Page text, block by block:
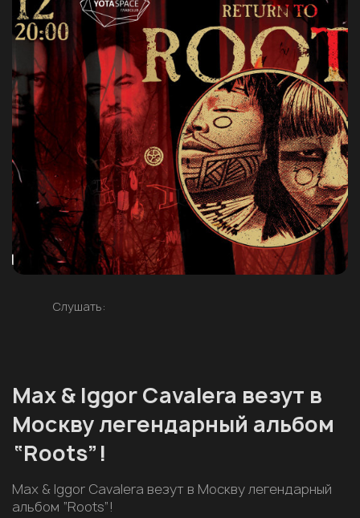
Слушать:
Max & Iggor Cavalera везут в
Москву легендарный альбом
“Roots”!
Max & Iggor Cavalera везут в Москву легендарный
альбом “Roots”!